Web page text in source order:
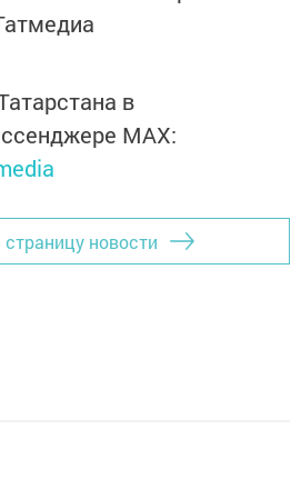
в
MАХ:
страницу новости